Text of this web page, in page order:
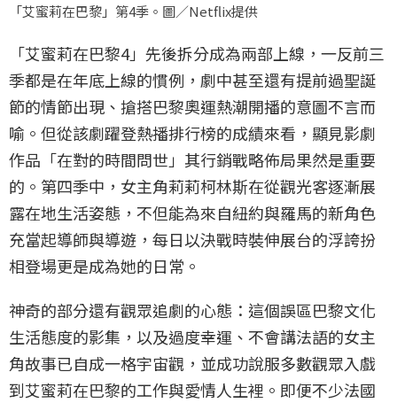
「艾蜜莉在巴黎」第4季。圖／Netflix提供
「艾蜜莉在巴黎4」先後拆分成為兩部上線，一反前三
季都是在年底上線的慣例，劇中甚至還有提前過聖誕
節的情節出現、搶搭巴黎奧運熱潮開播的意圖不言而
喻。但從該劇躍登熱播排行榜的成績來看，顯見影劇
作品「在對的時間問世」其行銷戰略佈局果然是重要
的。第四季中，女主角莉莉柯林斯在從觀光客逐漸展
露在地生活姿態，不但能為來自紐約與羅馬的新角色
充當起導師與導遊，每日以決戰時裝伸展台的浮誇扮
相登場更是成為她的日常。
神奇的部分還有觀眾追劇的心態：這個誤區巴黎文化
生活態度的影集，以及過度幸運、不會講法語的女主
角故事已自成一格宇宙觀，並成功說服多數觀眾入戲
到艾蜜莉在巴黎的工作與愛情人生裡。即便不少法國